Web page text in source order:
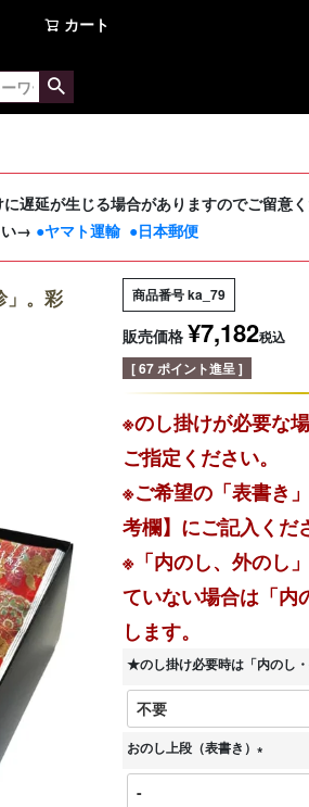
カート
遅延が生じる場合がありますのでご留意く
い→ ●ヤマト運輸 ●日本郵便
」。彩
商品番号ka_79
販売価格 ¥7,182税込
[67ポイント進呈 ]
※のし掛けが必要な
ご指定ください。
※ご希望の「表書き
考欄】にご記入くだ
※「内のし、外のし
ていない場合は「内
します。
★のし掛け必要時は「内のし
おのし上段（表書き）
(